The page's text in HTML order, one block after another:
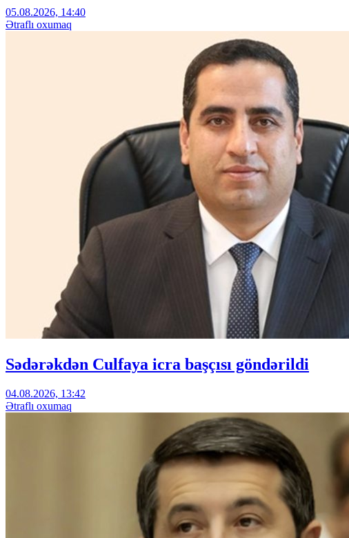
05.08.2026, 14:40
Ətraflı oxumaq
Sədərəkdən Culfaya icra başçısı göndərildi
04.08.2026, 13:42
Ətraflı oxumaq